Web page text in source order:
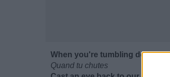
When you're tumbling down
Quand tu chutes